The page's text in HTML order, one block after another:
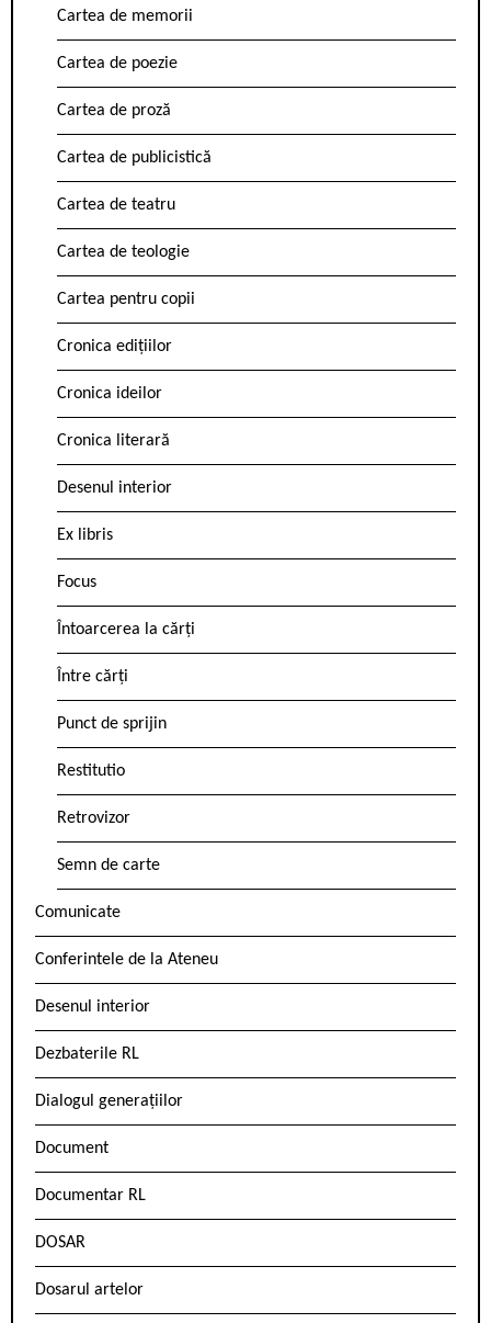
Cartea de memorii
Cartea de poezie
Cartea de proză
Cartea de publicistică
Cartea de teatru
Cartea de teologie
Cartea pentru copii
Cronica edițiilor
Cronica ideilor
Cronica literară
Desenul interior
Ex libris
Focus
Întoarcerea la cărți
Între cărți
Punct de sprijin
Restitutio
Retrovizor
Semn de carte
Comunicate
Conferintele de la Ateneu
Desenul interior
Dezbaterile RL
Dialogul generațiilor
Document
Documentar RL
DOSAR
Dosarul artelor